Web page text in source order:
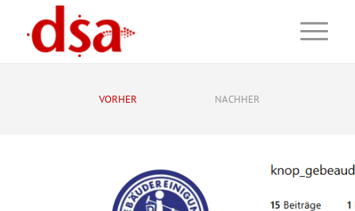
VORHER NACHHER